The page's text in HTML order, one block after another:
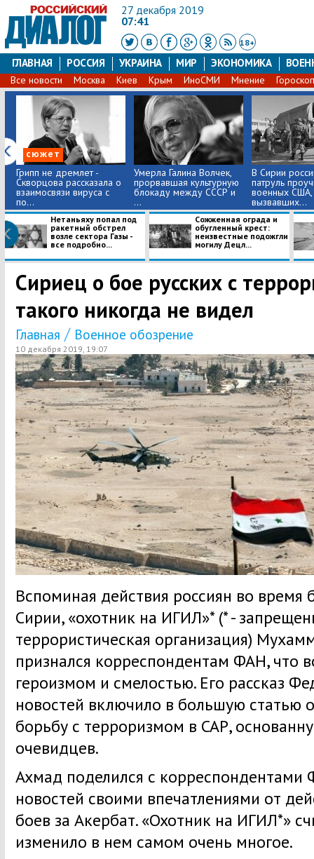
27 декабря 2019
07:41
18+
ГЛАВНАЯ РОССИЯ УКРАИНА МИР ЭКОНОМИКА
Все новости Москва Киев Крым ИноСМИ Мнение
сюжет
Грипп не дремлет -
Скворцова рассказала о
взаимосвязи вируса с
по...
Умерла Галина Волчек,
прорвавшая культурную
блокаду между СССР и
...
В Сирии
патруль
военных США,
вызвавших...
Нетаньяху попал под
ракетный обстрел
возле сектора Газы -
все подробно...
​Сожженная ограда и
обугленный крест:
неизвестные подожгли
могилу Децл...
Сириец о бое русских с
такого никогда не видел
Главная / Военное обозрение
10 декабря 2019, 19:07
Вспоминая действия россиян во время
Сирии, «охотник на ИГИЛ»* (* -
террористическая организация)
признался корреспондентам ФАН, что
героизмом и смелостью. Его рассказ
новостей включило в большую статью
борьбу с терроризмом в САР,
очевидцев.
Ахмад поделился с корреспондентами
новостей своими впечатлениями от
боев за Акербат. «Охотник на ИГИЛ*»
изменило в нем самом очень многое.